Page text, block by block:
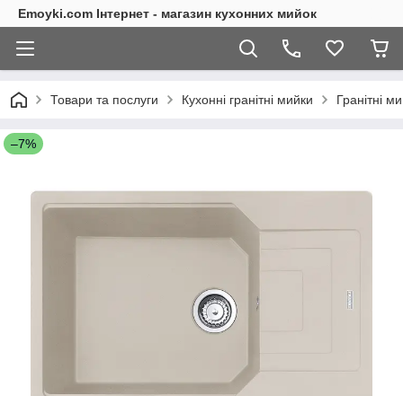
Emoyki.com Інтернет - магазин кухонних мийок
Товари та послуги Кухонні гранітні мийки Гранітні
–7%